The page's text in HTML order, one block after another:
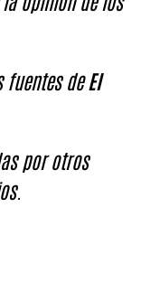
fuentes deEl
por otros